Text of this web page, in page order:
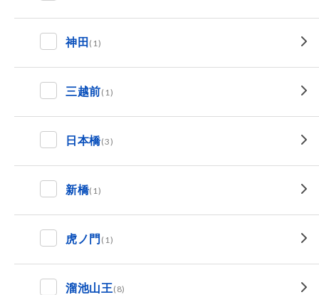
神田 (1)
三越前(1)
日本橋(3)
新橋(1)
虎ノ門 (1)
溜池山王(8)